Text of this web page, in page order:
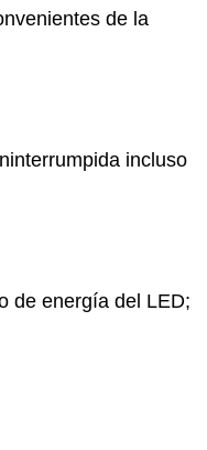
de la
incluso
de energía del LED;